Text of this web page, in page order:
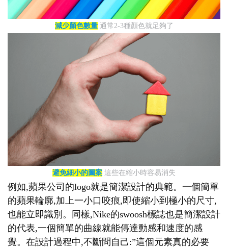
減少顏色數量通常2-3種顏色就足夠了
避免細小的圖案 這些在縮小時容易消失
例如,蘋果公司的logo就是簡潔設計的典範。一個簡單
的蘋果輪廓,加上一小口咬痕,即使縮小到極小的尺寸,
也能立即識別。同樣,Nike的swoosh標誌也是簡潔設計
的代表,一個簡單的曲線就能傳達動感和速度的感
覺。在設計過程中,不斷問自己:”這個元素真的必要